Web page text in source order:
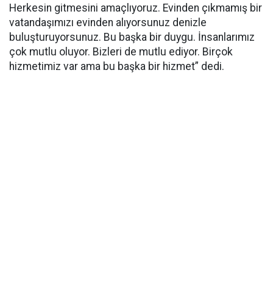
Herkesin gitmesini amaçlıyoruz. Evinden çıkmamış bir
vatandaşımızı evinden alıyorsunuz denizle
buluşturuyorsunuz. Bu başka bir duygu. İnsanlarımız
çok mutlu oluyor. Bizleri de mutlu ediyor. Birçok
hizmetimiz var ama bu başka bir hizmet” dedi.